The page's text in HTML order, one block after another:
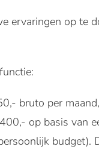
ervaringen op te
bruto per
op basis van
budget).